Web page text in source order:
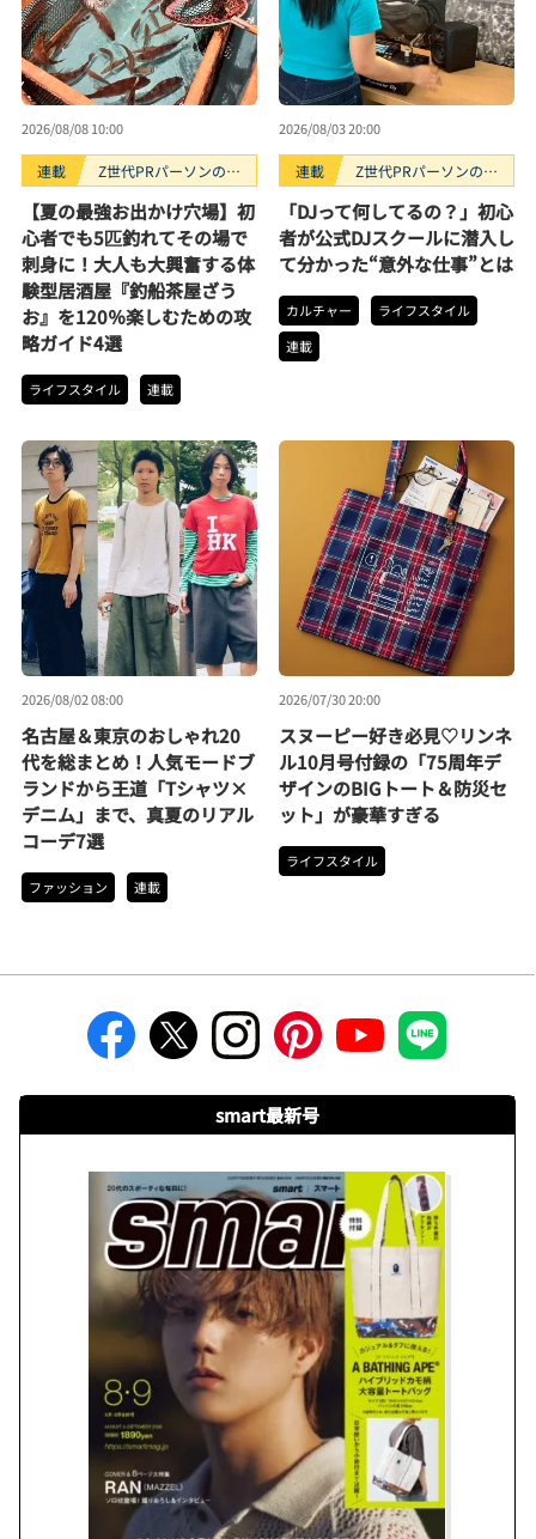
2026/08/08 10:00
連載
Z世代PRパーソンのキ
【夏の最強お出かけ穴場】初
心者でも5匹釣れてその場で
刺身に！大人も大興奮する体
験型居酒屋『釣船茶屋ざう
お』を120％楽しむための攻
略ガイド4選
ライフスタイル 連載
2026/08/03 20:00
連載
Z世代PRパーソンのキ
「DJって何してるの？」初心
者が公式DJスクールに潜入し
て分かった“意外な仕事”とは
カルチャー
ライフスタイル
連載
2026/08/02 08:00
名古屋＆東京のおしゃれ20
代を総まとめ！人気モードブ
ランドから王道「Tシャツ×
デニム」まで、真夏のリアル
コーデ7選
ファッション 連載
2026/07/30 20:00
スヌーピー好き必見♡リンネ
ル10月号付録の「75周年デ
ザインのBIGトート＆防災セ
ット」が豪華すぎる
ライフスタイル
smart最新号